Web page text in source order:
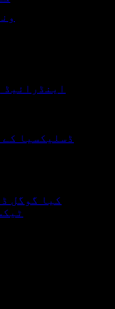
اینڈرائیڈ
ڈسلیکسیا
کیا گوگل